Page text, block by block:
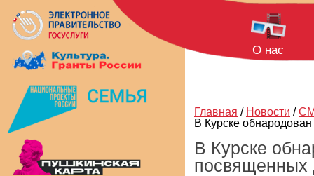
О нас
Главная / Новости /
В Курске
В Курске